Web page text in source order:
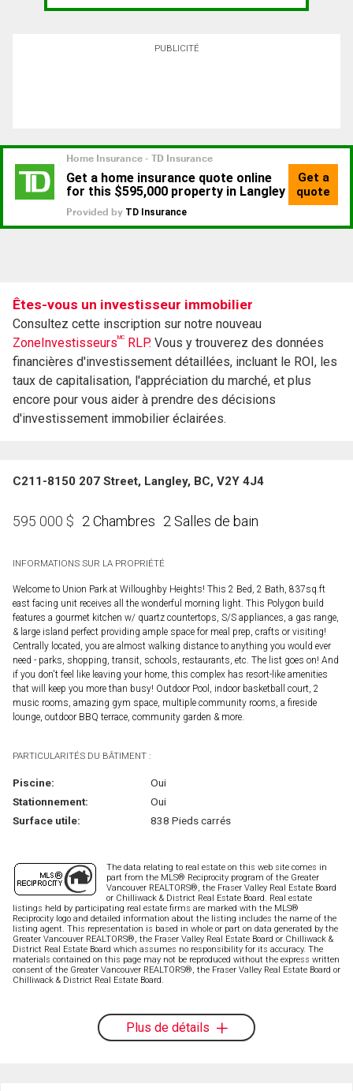
PUBLICITÉ
Êtes-vous un investisseur immobilier
Consultez cette inscription sur notre nouveau
ZoneInvestisseursMC RLP. Vous y trouverez des données
financières d'investissement détaillées, incluant le ROI, les
taux de capitalisation, l'appréciation du marché, et plus
encore pour vous aider à prendre des décisions
d'investissement immobilier éclairées.
C211-8150 207 Street, Langley, BC, V2Y 4J4
595 000 $ 2 Chambres 2 Salles de bain
INFORMATIONS SUR LA PROPRIÉTÉ
Welcome to Union Park at Willoughby Heights! This 2 Bed, 2 Bath, 837sq.ft
east facing unit receives all the wonderful morning light. This Polygon build
features a gourmet kitchen w/ quartz countertops, S/S appliances, a gas range,
& large island perfect providing ample space for meal prep, crafts or visiting!
Centrally located, you are almost walking distance to anything you would ever
need - parks, shopping, transit, schools, restaurants, etc. The list goes on! And
if you don't feel like leaving your home, this complex has resort-like amenities
that will keep you more than busy! Outdoor Pool, indoor basketball court, 2
music rooms, amazing gym space, multiple community rooms, a fireside
lounge, outdoor BBQ terrace, community garden & more.
PARTICULARITÉS DU BÂTIMENT :
Piscine:
Oui
Stationnement:
Oui
Surface utile:
838 Pieds carrés
The data relating to real estate on this web site comes in
part from the MLS® Reciprocity program of the Greater
Vancouver REALTORS®, the Fraser Valley Real Estate Board
or Chilliwack & District Real Estate Board. Real estate
listings held by participating real estate firms are marked with the MLS®
Reciprocity logo and detailed information about the listing includes the name of the
listing agent. This representation is based in whole or part on data generated by the
Greater Vancouver REALTORS®, the Fraser Valley Real Estate Board or Chilliwack &
District Real Estate Board which assumes no responsibility for its accuracy. The
materials contained on this page may not be reproduced without the express written
consent of the Greater Vancouver REALTORS®, the Fraser Valley Real Estate Board or
Chilliwack & District Real Estate Board.
Plus de détails